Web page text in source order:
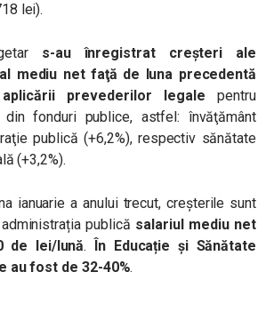
lei).
s-au înregistrat creşteri ale
mediu net faţă de luna precedentă
prevederilor legale pentru
fonduri publice, astfel: învăţământ
publică (+6,2%), respectiv sănătate
(+3,2%).
ianuarie a anului trecut, creșterile sunt
publică salariul mediu net
de lei/lună. În Educație și Sănătate
au fost de 32-40%.